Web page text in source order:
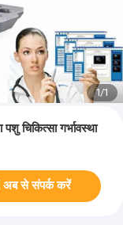
1/1
चिकित्सा गर्भावस्था
अब से संपर्क करें